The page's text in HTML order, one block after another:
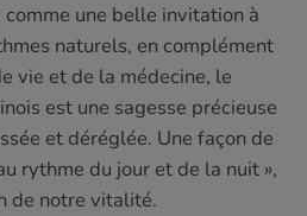
comme une belle invitation à
naturels, en complément
vie et de la médecine, le
est une sagesse précieuse
et déréglée. Une façon de
rythme du jour et de la nuit »,
de notre vitalité.